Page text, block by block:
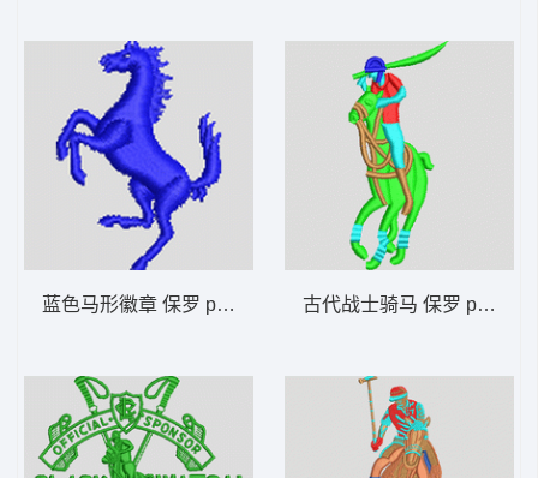
蓝色马形徽章 保罗 polo 骑马 男装古代战士骑马 保罗 polo 骑